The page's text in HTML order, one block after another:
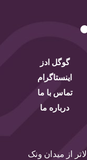
گوگل ادز
اینستاگرام
تماس با ما
درباره ما
از میدان ونک